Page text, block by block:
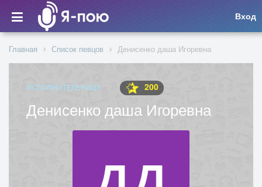
Вход
Главная Список певцов Денисенко даша Игоревна
ИСПОЛНИТЕЛЬНИЦА 200
Денисенко даша Игоревна